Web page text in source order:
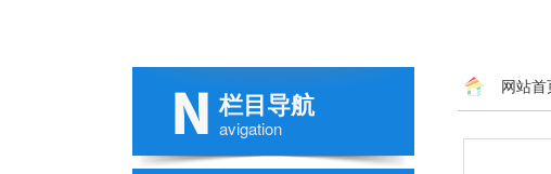
栏目导航
avigation
网站首